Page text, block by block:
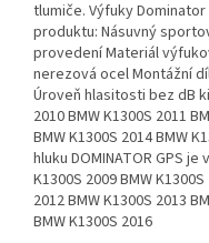
tlumiče. Výfuky
produktu: Násuvný
provedení Materiál
nerezová ocel Montážní
Úroveň hlasitosti bez dB
2010 BMW K1300S 2011
BMW K1300S 2014 BMW
hluku DOMINATOR GPS
K1300S 2009 BMW
2012 BMW K1300S 2013
BMW K1300S 2016